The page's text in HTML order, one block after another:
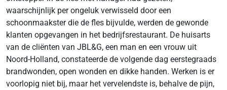
waarschijnlijk per ongeluk verwisseld door een
schoonmaakster die de fles bijvulde, werden de gewonde
klanten opgevangen in het bedrijfsrestaurant. De huisarts
van de cliënten van JBL&G, een man en een vrouw uit
Noord-Holland, constateerde de volgende dag eerstegraads
brandwonden, open wonden en dikke handen. Werken is er
voorlopig niet bij, maar het vervelendste is, behalve de pijn,